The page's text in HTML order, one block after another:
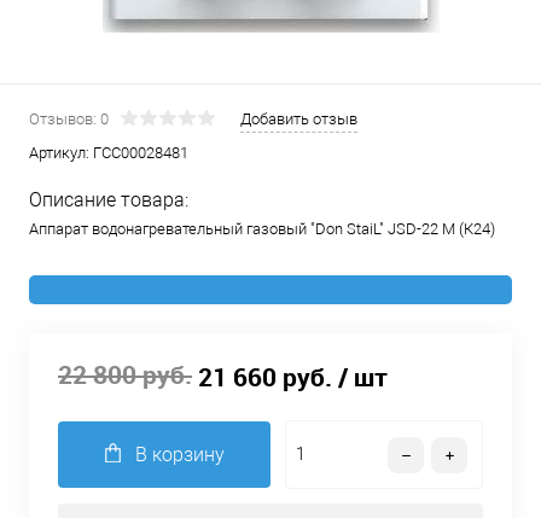
Отзывов: 0
Добавить отзыв
Артикул: ГСС00028481
Описание товара:
Аппарат водонагревательный газовый "Don StaiL" JSD-22 М (К24)
22 800 руб. 21 660 руб. / шт
В корзину